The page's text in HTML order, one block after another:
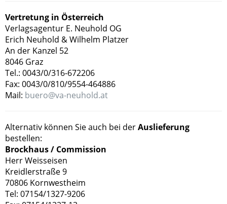
Vertretung in Österreich
Verlagsagentur E. Neuhold OG
Erich Neuhold & Wilhelm Platzer
An der Kanzel 52
8046 Graz
Tel.: 0043/0/316-672206
Fax: 0043/0/810/9554-464886
Mail: buero@va-neuhold.at
Alternativ können Sie auch bei derAuslieferung
bestellen:
Brockhaus / Commission
Herr Weisseisen
Kreidlerstraße 9
70806 Kornwestheim
Tel: 07154/1327-9206